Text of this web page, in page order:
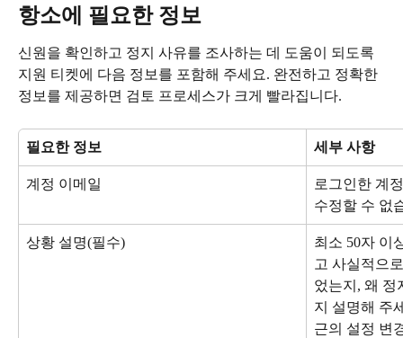
항소에 필요한 정보
신원을 확인하고 정지 사유를 조사하는 데 도움이 되도록
지원 티켓에 다음 정보를 포함해 주세요. 완전하고 정확한
정보를 제공하면 검토 프로세스가 크게 빨라집니다.
필요한 정보 세부 사항
계정 이메일
로그인한 계
수정할 수 없
상황 설명(필수)
최소 50자 이
고 사실적으
었는지, 왜 정
지 설명해 주
근의 설정 변